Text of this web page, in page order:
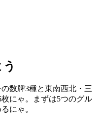
数牌3種と東南西北・三
にゃ。まずは5つのグル
にゃ。